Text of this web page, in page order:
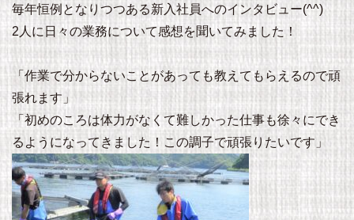
毎年恒例となりつつある新入社員へのインタビュー(^^)
2人に日々の業務について感想を聞いてみました！
「作業で分からないことがあっても教えてもらえるので頑
張れます」
「初めのころは体力がなくて難しかった仕事も徐々にでき
るようになってきました！この調子で頑張りたいです」